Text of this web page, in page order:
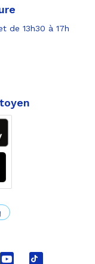
de 13h30 à 17h